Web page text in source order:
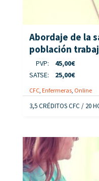
Abordaje de la
población
PVP: 45,00€
SATSE:
25,00€
CFC, Enfermeras, Online
3,5 CRÉDITOS CFC / 20